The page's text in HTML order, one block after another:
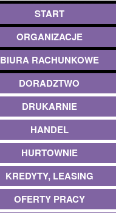
START
ORGANIZACJE
BIURA RACHUNKOWE
DORADZTWO
DRUKARNIE
HANDEL
HURTOWNIE
KREDYTY, LEASING
OFERTY PRACY